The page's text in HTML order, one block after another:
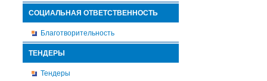
СОЦИАЛЬНАЯ ОТВЕТСТВЕННОСТЬ
Благотворительность
ТЕНДЕРЫ
Тендеры